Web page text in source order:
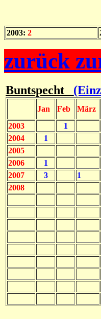
2003: 2
zurück
Buntspecht
Jan Feb März
2003
1
2004
1
2005
2006
1
2007
3
1
2008